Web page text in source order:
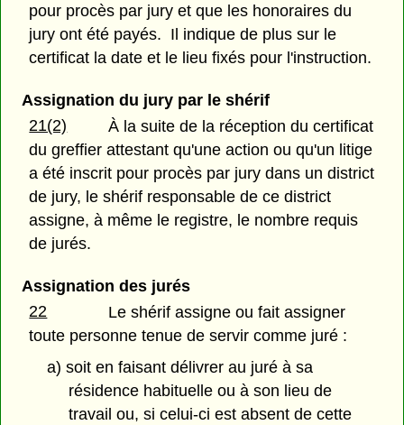
pour procès par jury et que les honoraires du
jury ont été payés. Il indique de plus sur le
certificat la date et le lieu fixés pour l'instruction.
Assignation du jury par le shérif
21(2)
À la suite de la réception du certificat
du greffier attestant qu'une action ou qu'un litige
a été inscrit pour procès par jury dans un district
de jury, le shérif responsable de ce district
assigne, à même le registre, le nombre requis
de jurés.
Assignation des jurés
22
Le shérif assigne ou fait assigner
toute personne tenue de servir comme juré :
a) soit en faisant délivrer au juré à sa
résidence habituelle ou à son lieu de
travail ou, si celui-ci est absent de cette